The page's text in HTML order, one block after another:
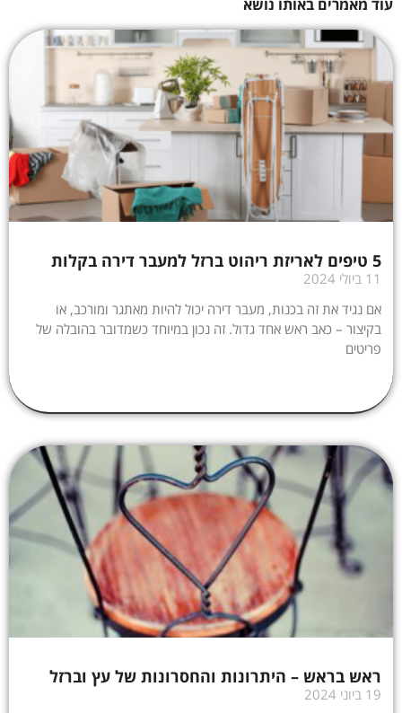
עוד מאמרים באותו נושא
5 טיפים לאריזת ריהוט ברזל למעבר דירה בקלות
11 ביולי 2024
אם נגיד את זה בכנות, מעבר דירה יכול להיות מאתגר ומורכב, או
בקיצור – כאב ראש אחד גדול. זה נכון במיוחד כשמדובר בהובלה של
פריטים
ראש בראש – היתרונות והחסרונות של עץ וברזל
19 ביוני 2024